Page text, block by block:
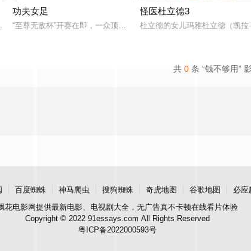
手杰克（洛马斯饰）所困扰，他是一个名
她长期单身的世界开始崩溃——谁能想到真爱竟然会藏在朋友里呢？
功夫女足
“至尊无敌杯”开赛在即，一众顶尖球队即将展开一场前所未有的巅峰
怪医杜立德3
杜立德的女儿玛雅杜立德（凯
共 0 条 “钱不够用”
百度蜘蛛 神马爬虫 搜狗蜘蛛 奇虎地图 谷歌地图
必应
花电影网提供最新电影、电视剧大全，无广告真不卡顿在线看片体验
Copyright © 2022 91essays.com All Rights Reserved
粤ICP备2022000593号